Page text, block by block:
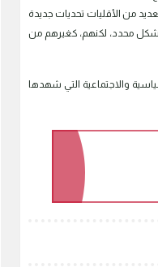
شهدها العراق، واجهت العديد من الأقليات تحديات جديدة
محدد، لكنهم، كغيرهم من
والاجتماعية التي شهدها